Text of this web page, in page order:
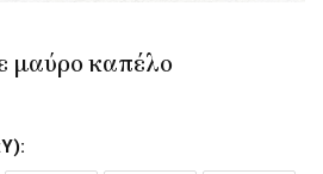
μαύρο καπέλο